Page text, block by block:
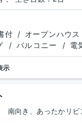
付 / オープンハウ
/ バルコニー / 電
/ システムキッチ
ス・トイレ別 / 追焚
座 / 床下収納 / ウォ
ーズクロゼット /
示
南向き、あったかリビ